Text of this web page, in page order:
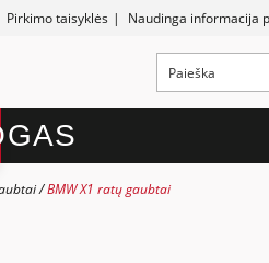
Pirkimo taisyklės | Naudinga informacija
BMW X1 ratų gaubtai